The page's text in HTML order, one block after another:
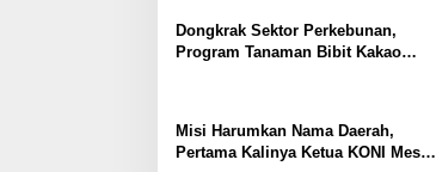
Dongkrak Sektor Perkebunan,
Program Tanaman Bibit Kakao
Misi Harumkan Nama Daerah,
Pertama Kalinya Ketua KONI Mesuji